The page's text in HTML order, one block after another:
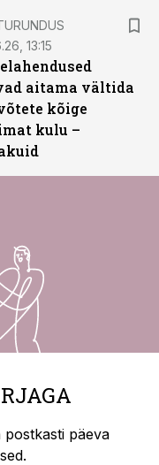
13:15
aitama vältida
kõige
kulu –
postkasti päeva